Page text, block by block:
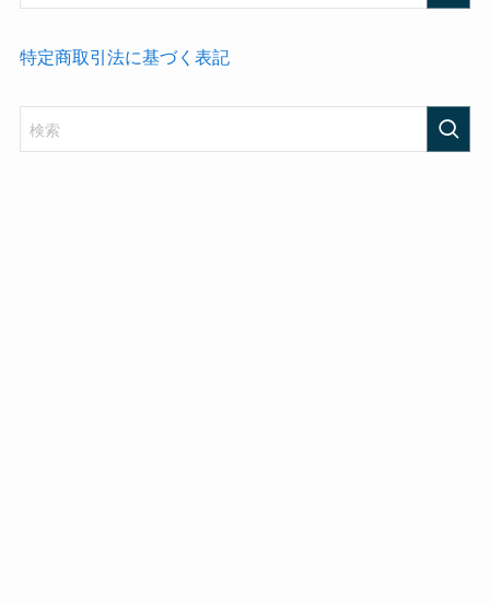
特定商取引法に基づく表記